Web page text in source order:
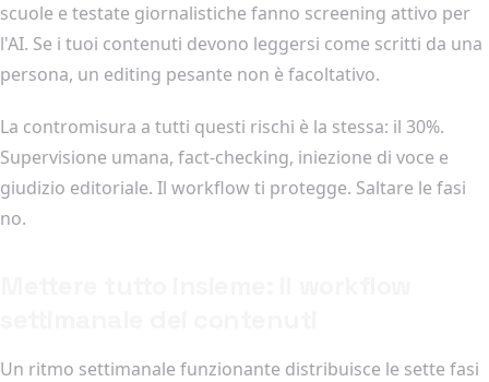
scuole e testate giornalistiche fanno screening attivo per
l'AI. Se i tuoi contenuti devono leggersi come scritti da una
persona, un editing pesante non è facoltativo.
La contromisura a tutti questi rischi è la stessa: il 30%.
Supervisione umana, fact-checking, iniezione di voce e
giudizio editoriale. Il workflow ti protegge. Saltare le fasi
no.
Un ritmo settimanale funzionante distribuisce le sette fasi